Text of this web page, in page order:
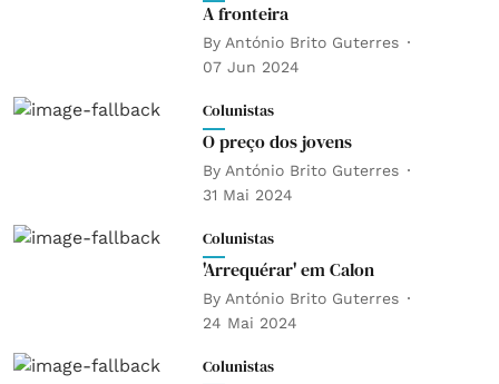
A fronteira
By António Brito Guterres
07 Jun 2024
Colunistas
O preço dos jovens
By António Brito Guterres
31 Mai 2024
Colunistas
'Arrequérar' em Calon
By António Brito Guterres
24 Mai 2024
Colunistas